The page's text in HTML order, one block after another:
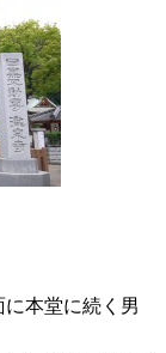
本堂に続く男